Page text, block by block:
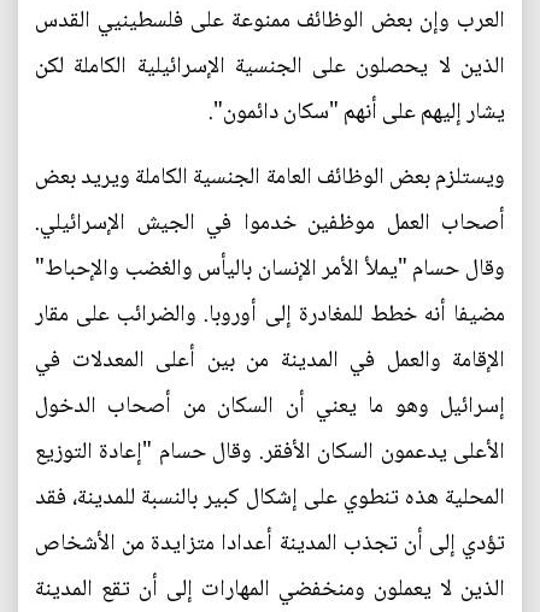
العرب وإن بعض الوظائف ممنوعة على فلسطينيي القدس
الذين لا يحصلون على الجنسية الإسرائيلية الكاملة لكن
يشار إليهم على أنهم "سكان دائمون".
ويستلزم بعض الوظائف العامة الجنسية الكاملة ويريد بعض
أصحاب العمل موظفين خدموا في الجيش الإسرائيلي.
وقال حسام "يملأ الأمر الإنسان باليأس والغضب والإحباط"
مضيفا أنه خطط للمغادرة إلى أوروبا. والضرائب على مقار
الإقامة والعمل في المدينة من بين أعلى المعدلات في
إسرائيل وهو ما يعني أن السكان من أصحاب الدخول
الأعلى يدعمون السكان الأفقر. وقال حسام "إعادة التوزيع
المحلية هذه تنطوي على إشكال كبير بالنسبة للمدينة، فقد
تؤدي إلى أن تجذب المدينة أعدادا متزايدة من الأشخاص
الذين لا يعملون ومنخفضي المهارات إلى أن تقع المدينة